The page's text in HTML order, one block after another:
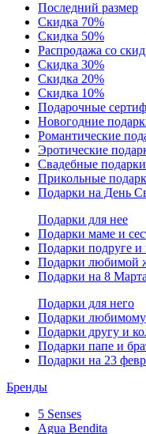
Последний размер
Скидка 70%
Скидка 50%
Распродажа со
Скидка 30%
Скидка 20%
Скидка 10%
Подарочные
Новогодние
Романтические
Эротические
Свадебные подарки
Прикольные
Подарки на День
Подарки для нее
Подарки маме и
Подарки подруге и
Подарки любимой
Подарки на 8 Марта
Подарки для него
Подарки
Подарки другу и
Подарки папе и
Подарки на 23
Бренды
5 Senses
Agua Bendita